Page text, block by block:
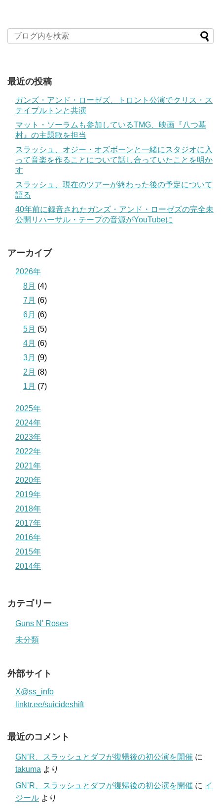
最近の投稿
ガンズ・アンド・ローゼズ、トロント公演でクリス・ス
テイプルトンと共演
マット・ソーラムも参加しているTMG、映画『八つ墓
村』の主題歌を担当
スラッシュ、オジー・オズボーンと一緒にスタジオに入
って音楽を作ることについて話し合っていたことを明か
す
スラッシュ、現在のツアーが終わった後の予定について
語る
40年前に録音されたガンズ・アンド・ローゼズの完全未
公開リハーサル・テープの音源がYouTubeに
アーカイブ
2026年
8月 (4)
7月 (6)
6月 (6)
5月 (5)
4月 (6)
3月 (9)
2月 (8)
1月 (7)
2025年
2024年
2023年
2022年
2021年
2020年
2019年
2018年
2017年
2016年
2015年
2014年
カテゴリー
Guns N' Roses
未分類
外部サイト
X@ss_info
linktr.ee/suicideshift
最近のコメント
GN’R、スラッシュとダフが復帰後の初公演を開催 に
takuma より
GN’R、スラッシュとダフが復帰後の初公演を開催 に イ
ジール より